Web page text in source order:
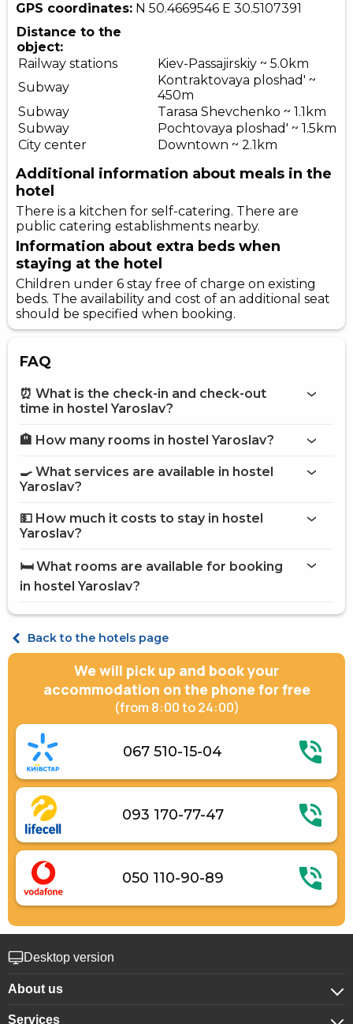
GPS coordinates: N 50.4669546 E 30.5107391
Distance to the
object:
Railway stations
Kiev-Passajirskiy ~ 5.0km
Subway
Kontraktovaya ploshad' ~
450m
Subway
Tarasa Shevchenko ~ 1.1km
Subway
Pochtovaya ploshad' ~ 1.5km
City center
Downtown ~ 2.1km
Additional information about meals in the
hotel
There is a kitchen for self-catering. There are
public catering establishments nearby.
Information about extra beds when
staying at the hotel
Children under 6 stay free of charge on existing
beds. The availability and cost of an additional seat
should be specified when booking.
FAQ
⏰ What is the check-in and check-out
time in hostel Yaroslav?
More information about Hostel Yaroslav
🏨 How many rooms in hostel Yaroslav?
🍳 What services are available in hostel
Yaroslav?
Internet
Shared kitchen
Fridge
Microwave
Electric kettle
💵 How much it costs to stay in hostel
Yaroslav?
🛏️ What rooms are available for booking
in hostel Yaroslav?
Economy Double Twin
Back to the hotels page
We will pick up and book your
accommodation on the phone for free
(from 8:00 to 24:00)
067 510-15-04
093 170-77-47
050 110-90-89
Desktop version
About us
About company
Services